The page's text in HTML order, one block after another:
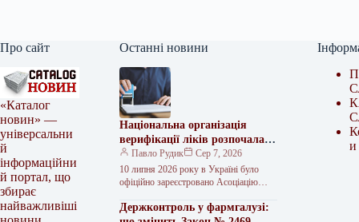
Про сайт
«Каталог
новин» —
універсальни
й
інформаційни
й портал, що
збирає
найважливіші
Останні новини
Національна організація
верифікації ліків розпочала
роботу в Україні
Павло Рудик
Сер 7, 2026
10 липня 2026 року в Україні було
офіційно зареєстровано Асоціацію
лікарських засобів» (НОВЛЗ). Цей
Держконтроль у фармгалузі:
и